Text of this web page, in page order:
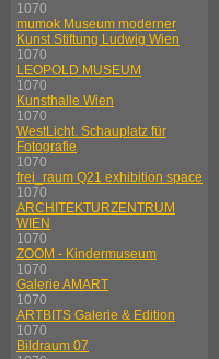
1070
mumok Museum moderner
Kunst Stiftung Ludwig Wien
1070
LEOPOLD MUSEUM
1070
Kunsthalle Wien
1070
WestLicht. Schauplatz für
Fotografie
1070
frei_raum Q21 exhibition space
1070
ARCHITEKTURZENTRUM
WIEN
1070
ZOOM - Kindermuseum
1070
Galerie AMART
1070
ARTBITS Galerie & Edition
1070
Bildraum 07